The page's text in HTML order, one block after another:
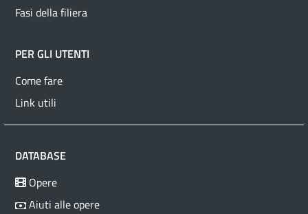
Fasi della filiera
PER GLI UTENTI
Come fare
Link utili
DATABASE
Opere
Aiuti alle opere